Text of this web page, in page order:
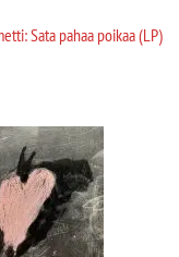
Sata pahaa poikaa (LP)